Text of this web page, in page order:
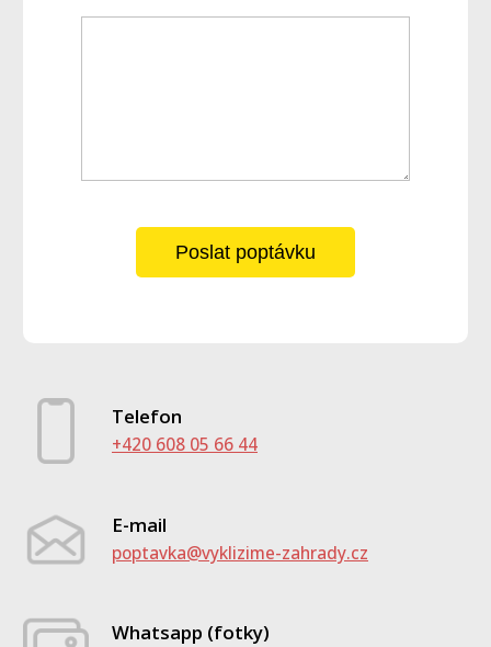
Poslat poptávku
Telefon
+420 608 05 66 44
E-mail
poptavka@vyklizime-zahrady.cz
Whatsapp (fotky)